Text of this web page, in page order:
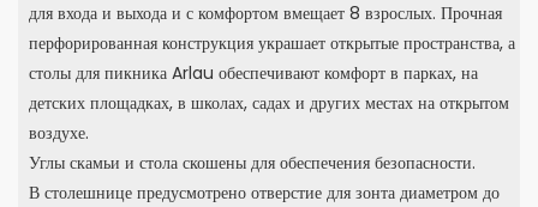
для входа и выхода и с комфортом вмещает 8 взрослых. Прочная
перфорированная конструкция украшает открытые пространства, а
столы для пикника Arlau обеспечивают комфорт в парках, на
детских площадках, в школах, садах и других местах на открытом
воздухе.
Углы скамьи и стола скошены для обеспечения безопасности.
В столешнице предусмотрено отверстие для зонта диаметром до